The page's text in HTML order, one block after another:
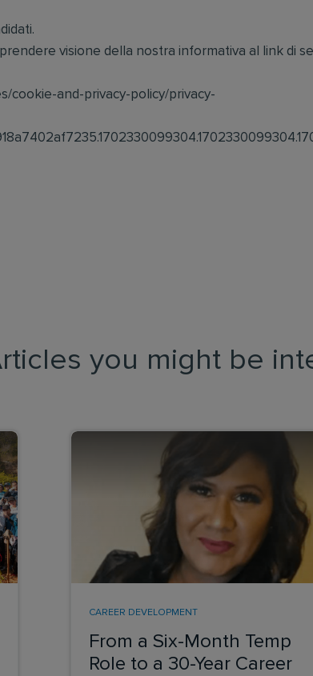
visione della nostra informativa al link di
cookie-and-privacy-policy/privacy-
you might be
From a Six-Month Temp
Role to a 30-Year Career
CAREER DEVELOPMENT